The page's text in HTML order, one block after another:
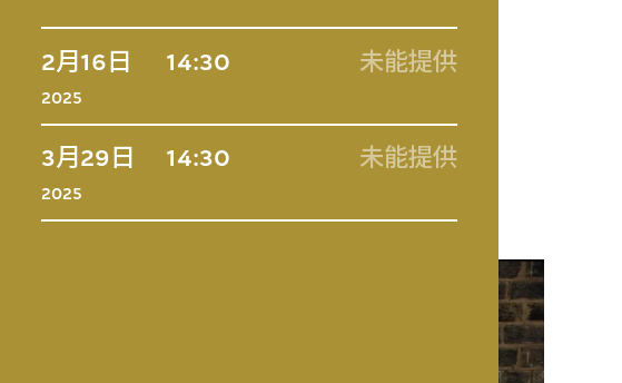
2月16日
2025
14:30 未能提供
3月29日
2025
14:30 未能提供